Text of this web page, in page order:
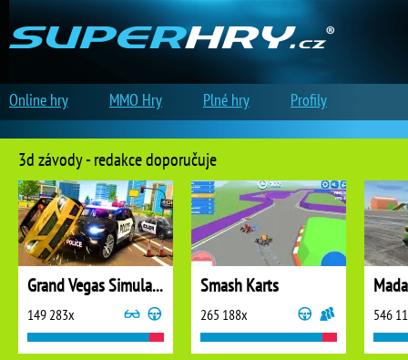
3d závody - redakce doporučuje
Grand Vegas Simulator
149 283x
Smash Karts
265 188x 546
Online hry MMO Hry Plné hry Profily